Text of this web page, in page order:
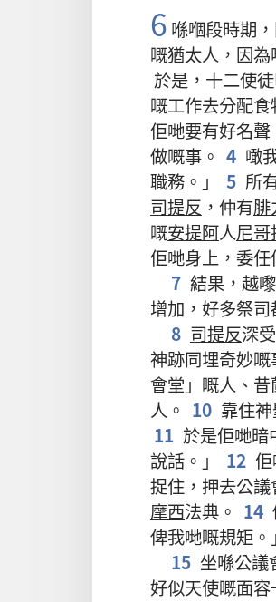
6 喺嗰段時期 ，
嘅猶太人 ， 因為
於是 ， 十二使徒
嘅工作去分配食
佢哋要有好名聲
做嘅事 。 4 噉
職務 。」 5 所
司提反 ， 仲有腓
嘅安提阿人尼哥
佢哋身上 ， 委任
7 結果 ， 越嚟
增加 ， 好多祭司
8 司提反深受
神跡同埋奇妙嘅
會堂 」 嘅人 、 昔
人 。 10 靠住
11 於是佢哋暗
說話 。」 12
捉住 ， 押去公議
摩西法典 。 14
俾我哋嘅規矩 。」
15 坐喺公議
好似天使嘅面容